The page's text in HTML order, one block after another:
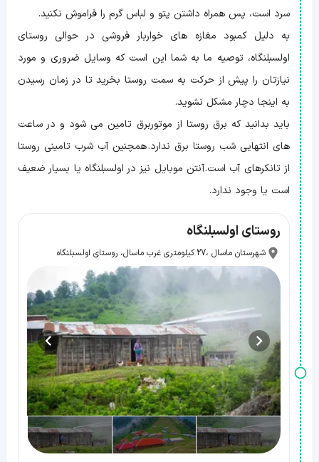
سرد است، پس همراه داشتن پتو و لباس گرم را فراموش نکنید.
به دلیل کمبود مغازه های خواربار فروشی در حوالی روستای
اولسبلنگاه، توصیه ما به شما این است که وسایل ضروری و مورد
نیازتان را پیش از حرکت به سمت روستا بخرید تا در زمان رسیدن
به اینجا دچار مشکل نشوید.
باید بدانید که برق روستا از موتوربرق تامین می شود و در ساعت
های انتهایی شب روستا برق ندارد. همچنین آب شرب تامینی روستا
از تانکرهای آب است. آنتن موبایل نیز در اولسبلنگاه یا بسیار ضعیف
است یا وجود ندارد.
روستای اولسبلنگاه
شهرستان ماسال ،27 کیلومتری غرب ماسال، روستای اولسبلنگاه